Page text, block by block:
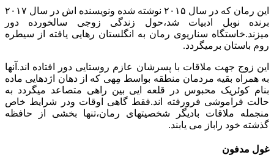
این رمان که در سال ۲۰۱۵ نوشته شده ونویسنده اش در سال ۲۰۱۷
برنده نوبل ادبیات شد،حول زندگی زوجی سالخورده دور
میزند.خاستگاه سناریوی رمان به انگلستان رهایی یافته از سیطره
روم باستان برمیگردد.
این زوج جهت ملاقات با پسرشان عازم روستایی دور افتاده اند.آنها
به همراه بقیه مردمان منطقه بواسط مِهی که از دهان اژدهایی ماده
بنام کوئریک محبوس در قلعه ایی بین راهی متصاعد میگردد به
حالت فراموشی فرورفته اند.فقط گاهی اوقات ودر شرایط خاص
منجمله ملاقات بادیگر شخصیتهای رمان،تنها بخشی از حافظه
گذشته خود راباز می یابند.
غول مدفون